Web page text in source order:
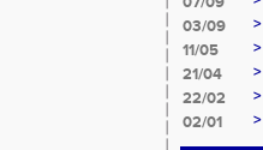
03/09
>
11/05
>
21/04
>
22/02
>
02/01
>